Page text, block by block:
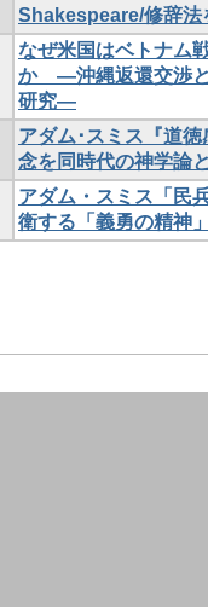
Shakespeare/修辞法
なぜ米国はベトナム
か ―沖縄返還交渉と
研究―
アダム･スミス『道
念を同時代の神学論
アダム・スミス「民
衛する「義勇の精神